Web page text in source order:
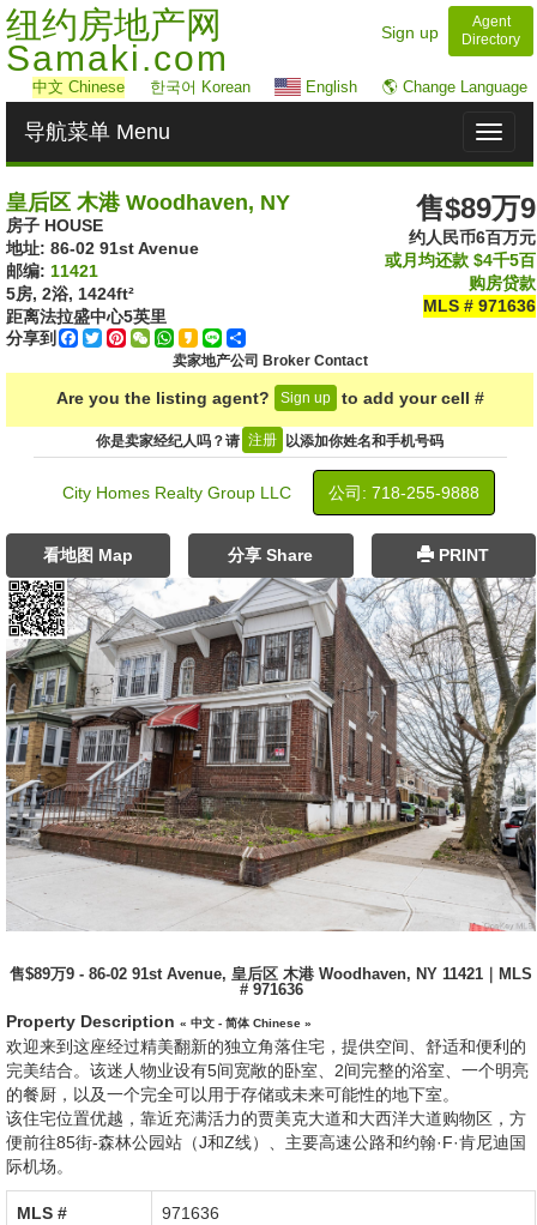
纽约房地产网
Samaki.com
Sign up
Agent
Directory
中文 Chinese 한국어 Korean English 🌎 Change Language
Toggle
导航菜单 Menu
皇后区 木港 Woodhaven, NY
房子 HOUSE
地址: ‎86-02 91st Avenue
邮编: 11421
5房, 2浴, 1424ft²
距离法拉盛中心5英里
分享到
Facebook
TwitterPinterest
WeChat
WhatsApp
Kakao
Line
售$89万9
约人民币6百万元
或月均还款 $4千5百
购房贷款
MLS # 971636
卖家地产公司 Broker Contact
Are you the listing agent? Sign up to add your cell #
你是卖家经纪人吗？请 注册 以添加你姓名和手机号码
City Homes Realty Group LLC 公司: ‍718-255-9888
看地图 Map 分享 Share PRINT
售$89万9 - 86-02 91st Avenue, 皇后区 木港 Woodhaven, NY 11421｜MLS
# 971636
Property Description « 中文 - 简体 Chinese »
欢迎来到这座经过精美翻新的独立角落住宅，提供空间、舒适和便利的
完美结合。该迷人物业设有5间宽敞的卧室、2间完整的浴室、一个明亮
的餐厨，以及一个完全可以用于存储或未来可能性的地下室。
该住宅位置优越，靠近充满活力的贾美克大道和大西洋大道购物区，方
便前往85街-森林公园站（J和Z线）、主要高速公路和约翰·F·肯尼迪国
际机场。
MLS #‎ 971636